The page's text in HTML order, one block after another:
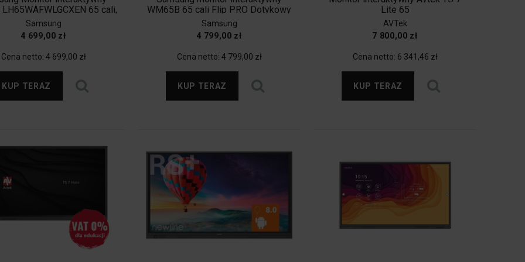
LH65WAFWLGCXEN 65 cali,
14. 5 lat gwarancji, VAT 0%
dla szkół.
Samsung
4 699,00 zł
Cena netto: 4 699,00 zł
KUP TERAZ
WM65B 65 cali Flip PRO Dotykowy
350(cd/m2) 3840x2160 (UHD) Flip
App USB-C Wi-Fi/BT 3 lata On-Site
(LH65WMBWBGCXEN) VAT 0% dla
szkół. Dostępny od ręki.
Samsung
4 799,00 zł
Cena netto: 4 799,00 zł
KUP TERAZ
Lite 65
AVTek
7 800,00 zł
Cena netto: 6 341,46 zł
KUP TERAZ